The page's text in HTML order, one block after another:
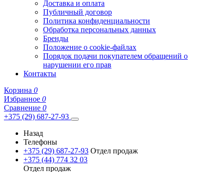
Доставка и оплата
Публичный договор
Политика конфиденциальности
Обработка персональных данных
Бренды
Положение о cookie-файлах
Порядок подачи покупателем обращений о
нарушении его прав
Контакты
Корзина 0
Избранное 0
Сравнение 0
+375 (29) 687-27-93
Назад
Телефоны
+375 (29) 687-27-93 Отдел продаж
+375 (44) 774 32 03
Отдел продаж